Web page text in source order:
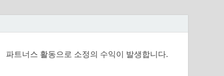
파트너스 활동으로 소정의 수익이 발생합니다.